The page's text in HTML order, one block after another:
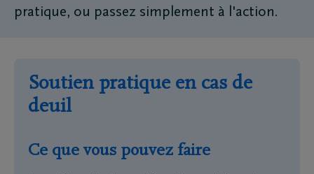
pratique, ou passez simplement à l'action.
Soutien pratique en cas de
deuil
Ce que vous pouvez faire